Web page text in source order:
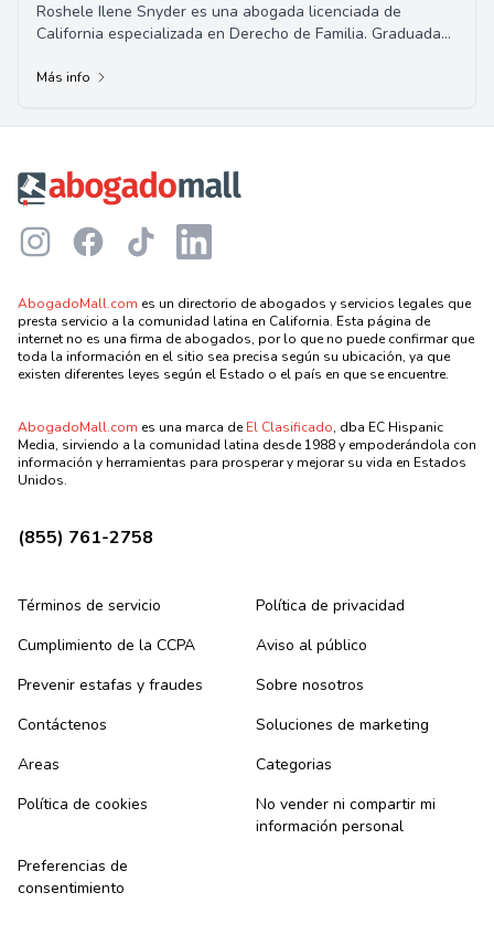
Roshele Ilene Snyder es una abogada licenciada de
California especializada en Derecho de Familia. Graduada
Más info
InstagramFacebookTikTok LinkedIn
AbogadoMall.com es un directorio de abogados y servicios legales que
presta servicio a la comunidad latina en California. Esta página de
internet no es una firma de abogados, por lo que no puede confirmar que
toda la información en el sitio sea precisa según su ubicación, ya que
existen diferentes leyes según el Estado o el país en que se encuentre.
AbogadoMall.com es una marca deEl Clasificado, dba EC Hispanic
Media, sirviendo a la comunidad latina desde 1988 y empoderándola con
información y herramientas para prosperar y mejorar su vida en Estados
Unidos.
(855) 761-2758
Términos de servicio
Política de privacidad
Cumplimiento de la CCPA
Aviso al público
Prevenir estafas y fraudes
Sobre nosotros
Contáctenos
Soluciones de marketing
Areas
Categorias
Política de cookies
No vender ni compartir mi
información personal
Preferencias de
consentimiento